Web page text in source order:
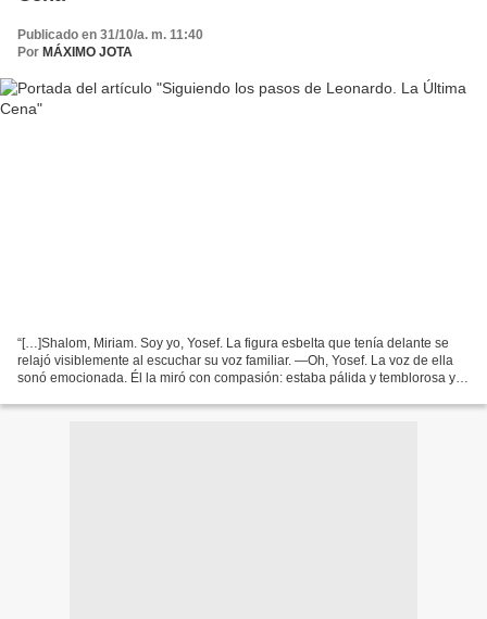
Publicado en 31/10/a. m. 11:40
Por MÁXIMO JOTA
“[…]Shalom, Miriam. Soy yo, Yosef. La figura esbelta que tenía delante se
relajó visiblemente al escuchar su voz familiar. —Oh, Yosef. La voz de ella
sonó emocionada. Él la miró con compasión: estaba pálida y temblorosa y